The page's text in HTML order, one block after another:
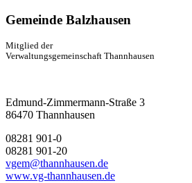
Gemeinde Balzhausen
Mitglied der
Verwaltungsgemeinschaft Thannhausen
Edmund-Zimmermann-Straße 3
86470 Thannhausen
08281 901-0
08281 901-20
vgem@thannhausen.de
www.vg-thannhausen.de